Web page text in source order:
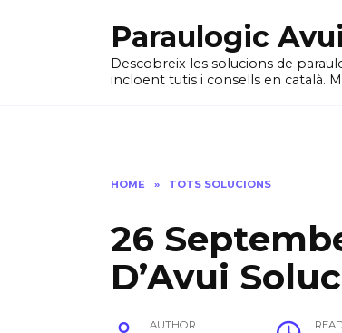
Paraulogic
Descobreix les solucions de
incloent tutis i consells en català.
HOME » TOTS SOLUCIONS
26
D’Avui
AUTHOR